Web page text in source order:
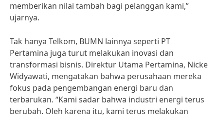
memberikan nilai tambah bagi pelanggan kami,”
ujarnya.
Tak hanya Telkom, BUMN lainnya seperti PT
Pertamina juga turut melakukan inovasi dan
transformasi bisnis. Direktur Utama Pertamina, Nicke
Widyawati, mengatakan bahwa perusahaan mereka
fokus pada pengembangan energi baru dan
terbarukan. “Kami sadar bahwa industri energi terus
berubah. Oleh karena itu, kami terus melakukan